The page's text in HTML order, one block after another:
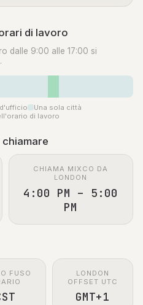
di lavoro
dalle 9:00 alle 17:00 si
Una sola città
di lavoro
chiamare
CHIAMA MIXCO DA
LONDON
4:00 PM – 5:00
PM
FUSO
LONDON
OFFSET UTC
GMT+1